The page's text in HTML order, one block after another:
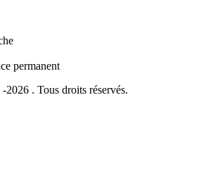
permanent
. Tous droits réservés.